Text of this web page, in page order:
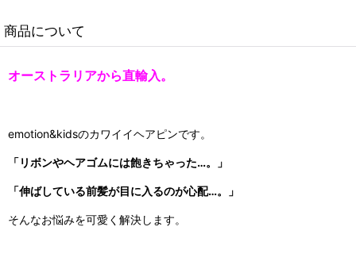
商品について
オーストラリアから直輸入。
emotion&kidsのカワイイヘアピンです。
「リボンやヘアゴムには飽きちゃった…。」
「伸ばしている前髪が目に入るのが心配…。」
そんなお悩みを可愛く解決します。